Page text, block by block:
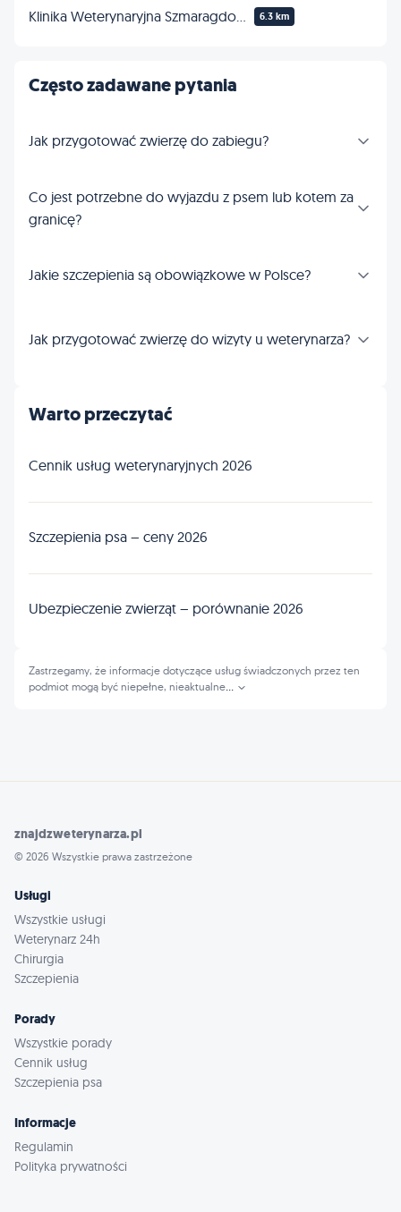
6.3 km
Często zadawane pytania
Jak przygotować zwierzę do zabiegu?
Co jest potrzebne do wyjazdu z psem lub kotem za
granicę?
Jakie szczepienia są obowiązkowe w Polsce?
Jak przygotować zwierzę do wizyty u weterynarza?
Warto przeczytać
Cennik usług weterynaryjnych 2026
Szczepienia psa – ceny 2026
Ubezpieczenie zwierząt – porównanie 2026
Zastrzegamy, że informacje dotyczące usług świadczonych przez ten
podmiot mogą być niepełne, nieaktualne
znajdzweterynarza.pl
© 2026 Wszystkie prawa zastrzeżone
Usługi
Wszystkie usługi
Weterynarz 24h
Chirurgia
Szczepienia
Porady
Wszystkie porady
Cennik usług
Szczepienia psa
Informacje
Regulamin
Polityka prywatności